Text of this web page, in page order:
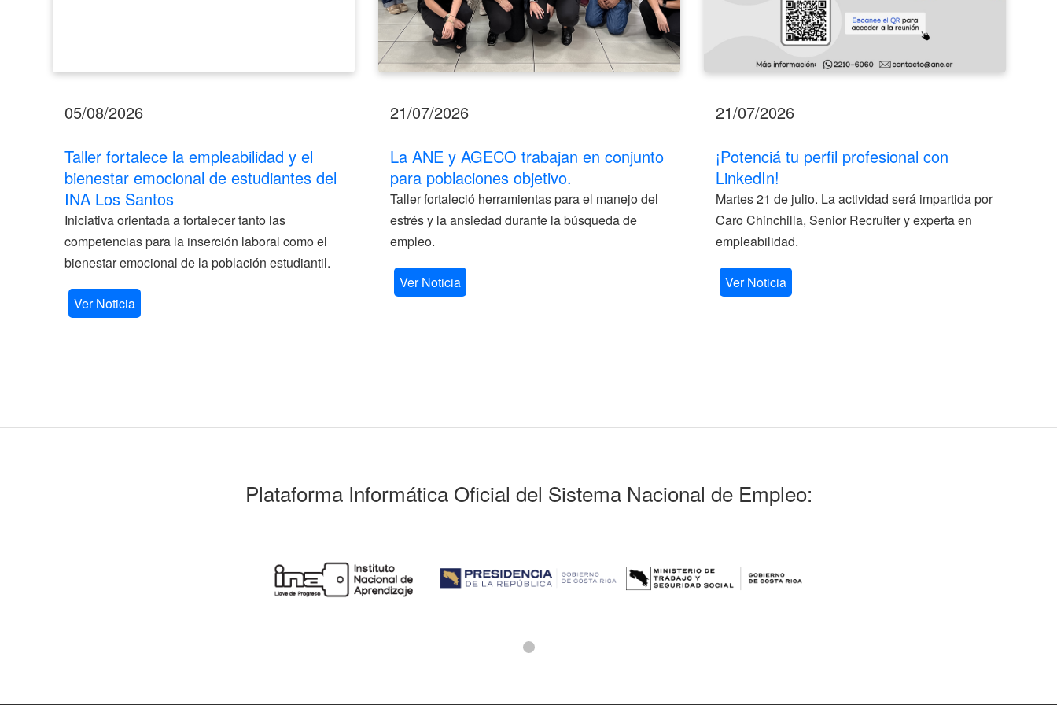
05/08/2026
Taller fortalece la empleabilidad y el
bienestar emocional de estudiantes del
INA Los Santos
Iniciativa orientada a fortalecer tanto las
competencias para la inserción laboral como el
bienestar emocional de la población estudiantil.
Ver Noticia
21/07/2026
La ANE y AGECO trabajan en conjunto
para poblaciones objetivo.
Taller fortaleció herramientas para el manejo del
estrés y la ansiedad durante la búsqueda de
empleo.
Ver Noticia
21/07/2026
¡Potenciá tu perfil profesional con
LinkedIn!
Martes 21 de julio. La actividad será impartida por
Caro Chinchilla, Senior Recruiter y experta en
empleabilidad.
Ver Noticia
Plataforma Informática Oficial del Sistema Nacional de Empleo: